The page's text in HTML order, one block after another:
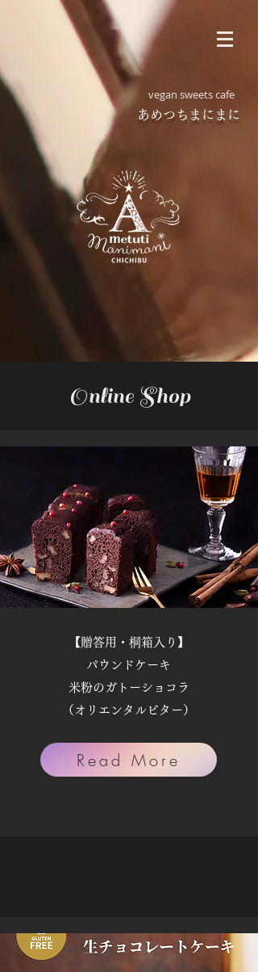
vegan sweets cafe
​あめつちまにまに
Online Shop
【贈答用・桐箱入り】
パウンドケーキ
米粉のガトーショコラ
（オリエンタルビター）
Read More